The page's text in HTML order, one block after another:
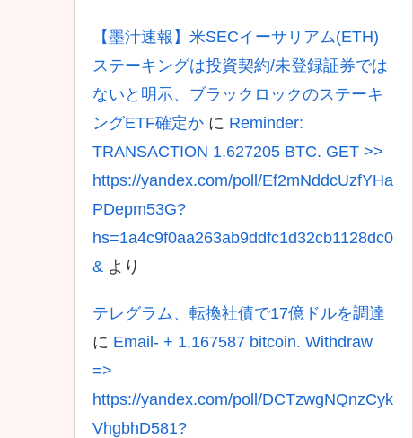
【墨汁速報】米SECイーサリアム(ETH)
ステーキングは投資契約/未登録証券では
ないと明示、ブラックロックのステーキ
ングETF確定か に Reminder:
TRANSACTION 1.627205 BTC. GET >>
https://yandex.com/poll/Ef2mNddcUzfYHa
PDepm53G?
hs=1a4c9f0aa263ab9ddfc1d32cb1128dc0
& より
テレグラム、転換社債で17億ドルを調達
に Email- + 1,167587 bitcoin. Withdraw
=>
https://yandex.com/poll/DCTzwgNQnzCyk
VhgbhD581?